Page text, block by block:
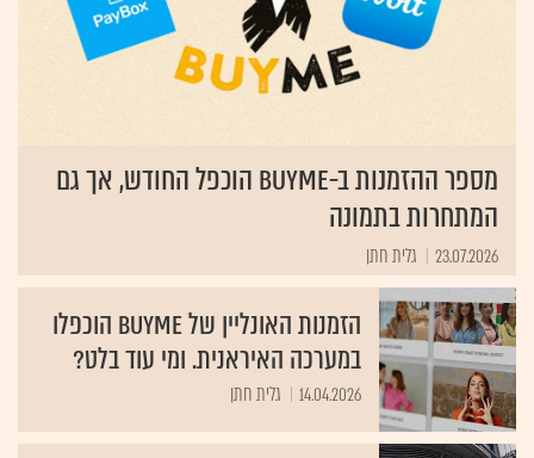
מספר ההזמנות ב-BUYME הוכפל החודש, אך גם
המתחרות בתמונה
23.07.2026 גלית חתן
הזמנות האונליין של BUYME הוכפלו
במערכה האיראנית. ומי עוד בלט?
14.04.2026 גלית חתן